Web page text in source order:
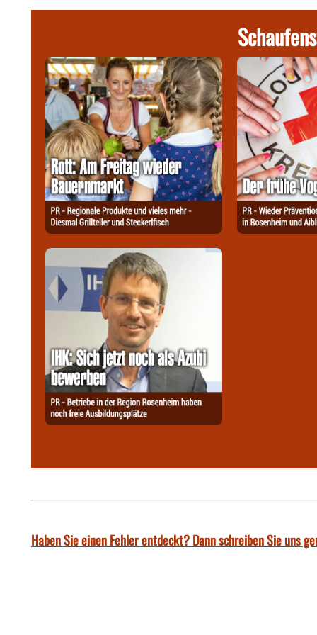
Haben Sie einen Fehler entdeckt? Dann schreiben Sie uns